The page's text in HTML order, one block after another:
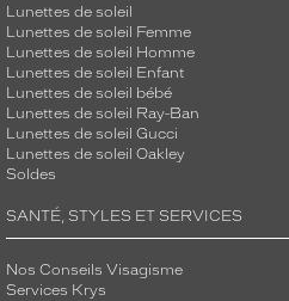
Lunettes de soleil
Lunettes de soleil Femme
Lunettes de soleil Homme
Lunettes de soleil Enfant
Lunettes de soleil bébé
Lunettes de soleil Ray-Ban
Lunettes de soleil Gucci
Lunettes de soleil Oakley
Soldes
SANTÉ, STYLES ET SERVICES
Nos Conseils Visagisme
Services Krys